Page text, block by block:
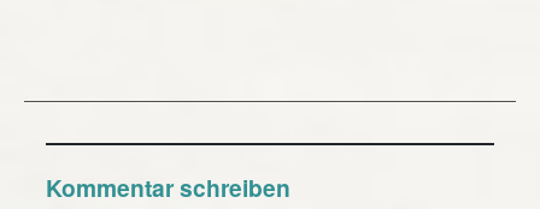
Kommentar schreiben